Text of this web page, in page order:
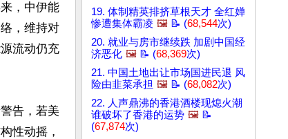
，中伊能
，维持对
流动仍充
告，若美
性动摇，
19. 体制精英排挤草根天才 全红婵
惨遭集体霸凌 🖼️ 📝 (68,544次)
20. 就业与房市继续跌 加剧中国经
济恶化 🖼️ 📝 (68,369次)
21. 中国土地出让市场国进民退 风
险由韭菜承担 🖼️ 📝 (68,082次)
22. 人声鼎沸的香港酒楼现熄火潮
谁破坏了香港的运势 🖼️ 📝
(67,874次)